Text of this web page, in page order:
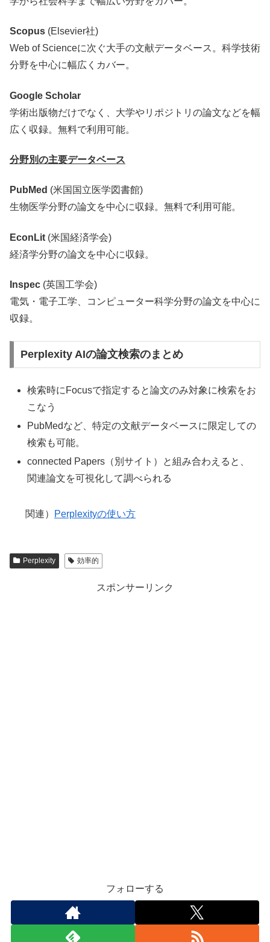
Scopus (Elsevier社)
Web of Scienceに次ぐ大手の文献データベース。科学技術
分野を中心に幅広くカバー。
Google Scholar
学術出版物だけでなく、大学やリポジトリの論文などを幅
広く収録。無料で利用可能。
分野別の主要データベース
PubMed (米国国立医学図書館)
生物医学分野の論文を中心に収録。無料で利用可能。
EconLit (米国経済学会)
経済学分野の論文を中心に収録。
Inspec (英国工学会)
電気・電子工学、コンピューター科学分野の論文を中心に
収録。
Perplexity AIの論文検索のまとめ
検索時にFocusで指定すると論文のみ対象に検索をお
こなう
PubMedなど、特定の文献データベースに限定しての
検索も可能。
connected Papers（別サイト）と組み合わえると、
関連論文を可視化して調べられる
関連） Perplexityの使い方
Perplexity 効率的
スポンサーリンク
フォローする